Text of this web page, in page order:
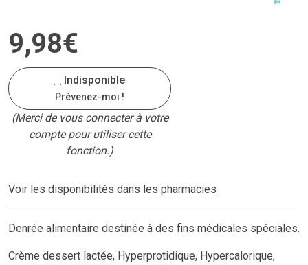
9,98€
Indisponible
Prévenez-moi !
(Merci de vous connecter à votre
compte pour utiliser cette
fonction.)
Voir les disponibilités dans les pharmacies
Denrée alimentaire destinée à des fins médicales spéciales.
Crème dessert lactée, Hyperprotidique, Hypercalorique,